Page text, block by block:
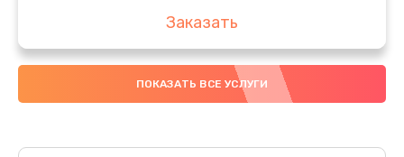
Заказать
Замена аккумулятора
4000 руб.
ПОКАЗАТЬ ВСЕ УСЛУГИ